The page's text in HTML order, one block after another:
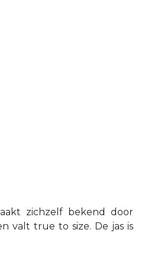
zichzelf bekend door
valt true to size. De jas is